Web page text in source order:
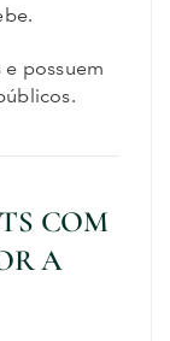
possuem
COM
A